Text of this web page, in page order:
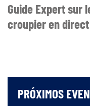
Guide Expert sur
croupier en direct
PRÓXIMOS